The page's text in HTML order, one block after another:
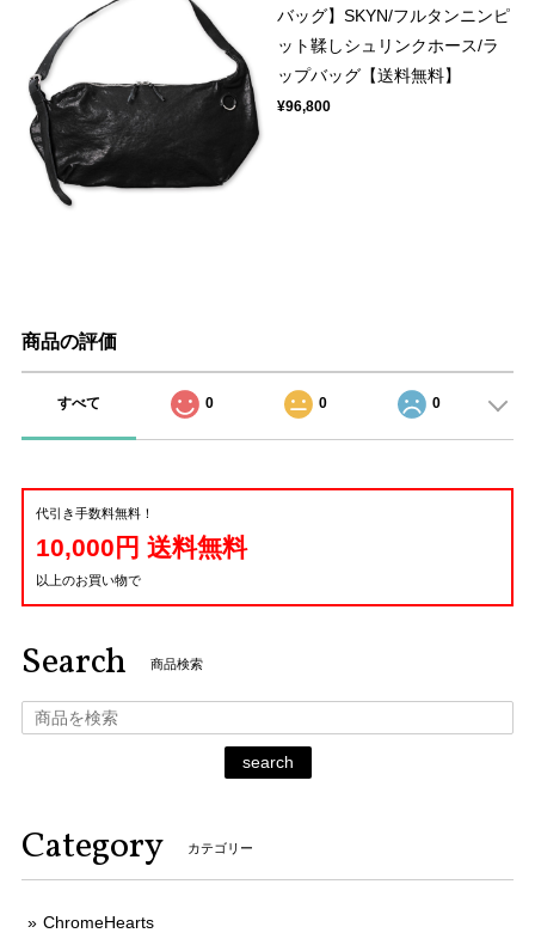
バッグ】SKYN/フルタンニンピ
ット鞣しシュリンクホース/ラ
ップバッグ【送料無料】
¥96,800
商品の評価
すべて 0 0 0
代引き手数料無料！
10,000円 送料無料
以上のお買い物で
Search 商品検索
search
Category カテゴリー
ChromeHearts